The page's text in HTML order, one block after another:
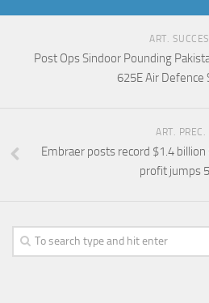
ART.
Post Ops Sindoor Pounding
625E Air Defence
ART. PREC.
Embraer posts record $1.4
profit jumps